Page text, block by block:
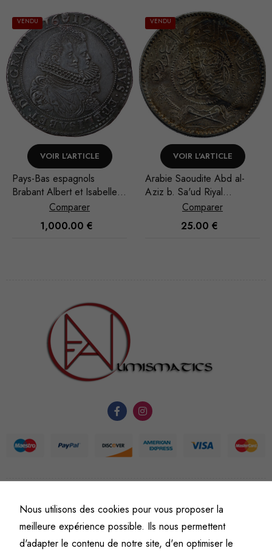
VENDU
VOIR L'ARTICLE
Pays-Bas espagnols
Brabant Albert et Isabelle
Ducaton 1619 Anvers
Comparer
1,000.00 €
VENDU
VOIR L'ARTICLE
Arabie Saoudite Abd al-
Aziz b. Sa'ud Riyal
1935/AH 1354
Comparer
25.00 €
©Fine art numismatics– Tous droits réservés.
Politique de confidentialité
Conditions générales de vente et d’utilisation
Mentions légales
Nous utilisons des cookies pour vous proposer la
meilleure expérience possible. Ils nous permettent
d'adapter le contenu de notre site, d'en optimiser le
améliorer la
site Web, en
l'usage qu'il
en est fait.